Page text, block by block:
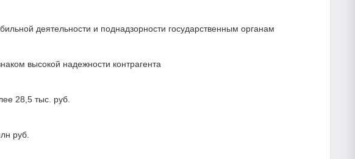
деятельности и поднадзорности государственным органам
высокой надежности контрагента
28,5 тыс. руб.
руб.